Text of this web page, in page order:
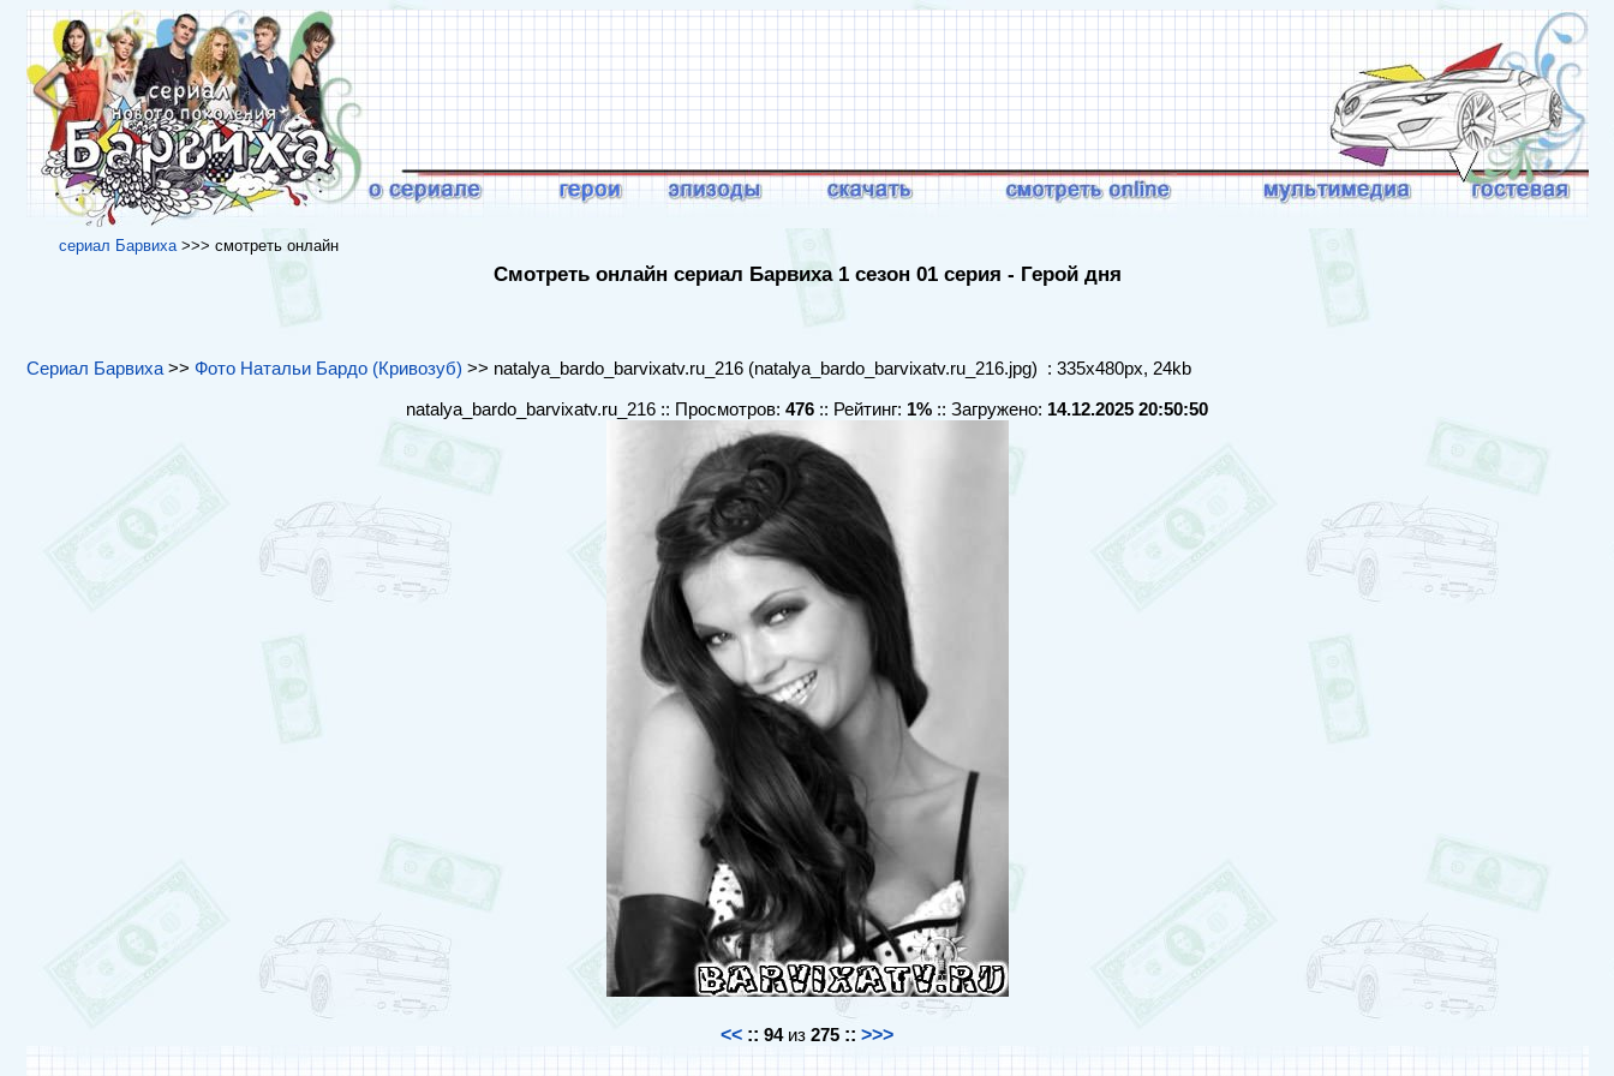
cериал Барвиха>>> cмотреть онлайн
Смотреть онлайн сериал Барвиха 1 сезон 01 серия - Герой дня
Сериал Барвиха>> Фото Натальи Бардо (Кривозуб) >> natalya_bardo_barvixatv.ru_216 (natalya_bardo_barvixatv.ru_216.jpg) : 335x480px, 24kb
natalya_bardo_barvixatv.ru_216 :: Просмотров: 476 :: Рейтинг: 1% :: Загружено: 14.12.2025 20:50:50
<< :: 94из 275 :: >>>